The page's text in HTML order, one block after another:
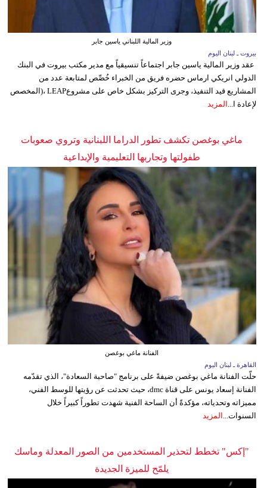
وزير المالية اللبناني ياسين جابر
بيروت ـ لبنان اليوم
عقد وزير المالية ياسين جابر اجتماعاً تنسيقياً مع مدير مكتب بيروت في البنك
الدولي انريكي ارماس حضره فريق من الخبراء خُصِّص لمتابعة عدد من
المشاريع قيد التنفيذ، وجرى التركيز بشكل خاص على مشروعLEAP ،(المخصص
لإعادة ا... المزيد
ماغي بوغصن تكشف تطور الدراما اللبنانية وتروي صعوبات
طفولتها وتجاربها التعليمية والإبداعية
الفنانة ماغي بوغصن
القاهرة ـ لبنان اليوم
حلّت الفنانة ماغي بوغصن ضيفةً على برنامج "صاحبة السعادة"، الذي تقدّمه
الفنانة إسعاد يونس على قناة dmc، حيث تحدثت عن رؤيتها للوسط الفني،
مميزاته وتحدياته، مؤكدةً أن الساحة الفنية شهدت تطوراً كبيراً خلال
السنوات...
المزيد
"إكس" تخطط لتحذير المستخدمين من الصور المعدلة وماسك
يلمّح للميزة الجديدة